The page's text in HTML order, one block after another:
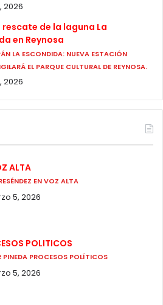
2026
de la laguna La
en Reynosa
LA ESCONDIDA: NUEVA ESTACIÓN
EL PARQUE CULTURAL DE REYNOSA.
2026
ALTA
EN VOZ ALTA
5, 2026
POLITICOS
PINEDA PROCESOS POLÍTICOS
5, 2026